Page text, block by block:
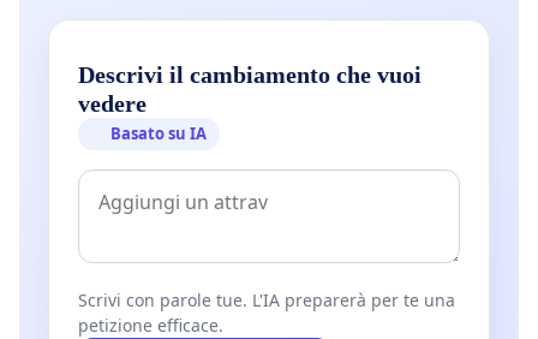
Descrivi il cambiamento che vuoi
vedere
Basato su IA
Scrivi con parole tue. L'IA preparerà per te una
petizione efficace.